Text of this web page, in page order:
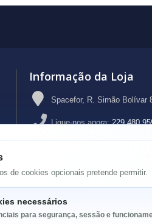
Informação da Loja
Spacefor, R. Simão Bolívar
Ligue-nos agora:229 480
de cookies opcionais pretende permitir.
necessários
para segurança, sessão e